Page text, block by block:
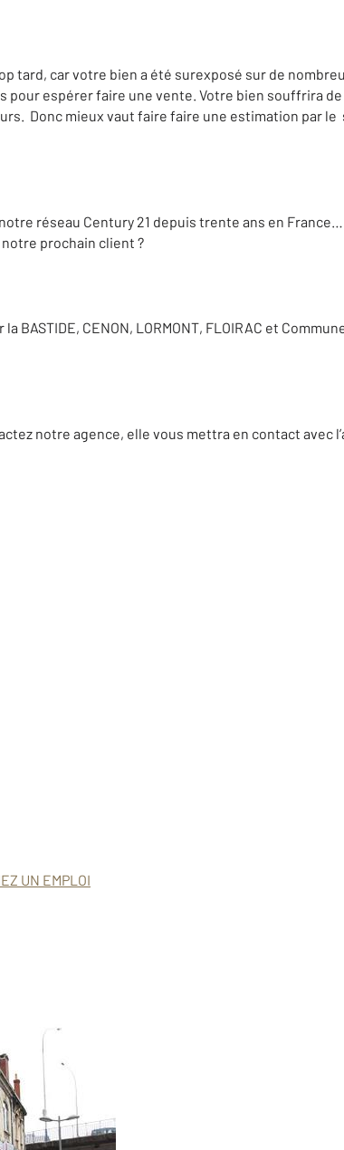
tard, car votre bien a été surexposé sur de
espérer faire une vente. Votre bien souffrira de
Donc mieux vaut faire faire une estimation par
réseau Century 21 depuis trente ans en
prochain client ?
la BASTIDE, CENON, LORMONT, FLOIRAC et
notre agence, elle vous mettra en contact avec
UN EMPLOI